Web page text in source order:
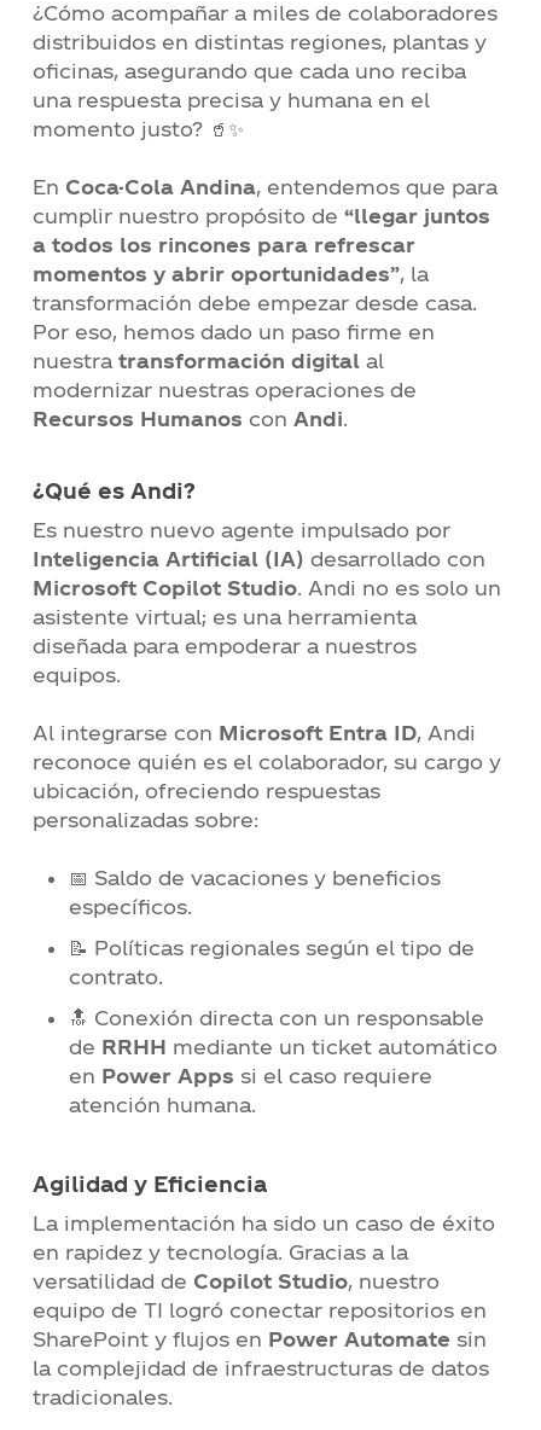
¿Cómo acompañar a miles de colaboradores
distribuidos en distintas regiones, plantas y
oficinas, asegurando que cada uno reciba
una respuesta precisa y humana en el
momento justo? 🥤✨
En Coca-Cola Andina, entendemos que para
cumplir nuestro propósito de “llegar juntos
a todos los rincones para refrescar
momentos y abrir oportunidades”, la
transformación debe empezar desde casa.
Por eso, hemos dado un paso firme en
nuestra transformación digitalal
modernizar nuestras operaciones de
Recursos Humanos con Andi.
¿Qué es Andi?
Es nuestro nuevo agente impulsado por
Inteligencia Artificial (IA) desarrollado con
Microsoft Copilot Studio. Andi no es solo un
asistente virtual; es una herramienta
diseñada para empoderar a nuestros
equipos.
Al integrarse con Microsoft Entra ID, Andi
reconoce quién es el colaborador, su cargo y
ubicación, ofreciendo respuestas
personalizadas sobre:
📅 Saldo de vacaciones y beneficios
específicos.
📝 Políticas regionales según el tipo de
contrato.
🔝 Conexión directa con un responsable
de RRHH mediante un ticket automático
en Power Apps si el caso requiere
atención humana.
Agilidad y Eficiencia
La implementación ha sido un caso de éxito
en rapidez y tecnología. Gracias a la
versatilidad de Copilot Studio, nuestro
equipo de TI logró conectar repositorios en
SharePoint y flujos en Power Automatesin
la complejidad de infraestructuras de datos
tradicionales.